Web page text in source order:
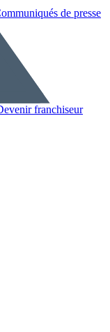
de presse
franchiseur